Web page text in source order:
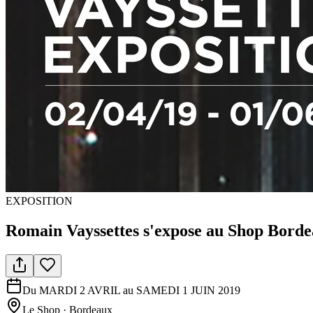
EXPOSITION
Romain Vayssettes s'expose au Shop
Du MARDI 2 AVRIL au SAMEDI 1 JUIN 2019
Le Shop · Bordeaux